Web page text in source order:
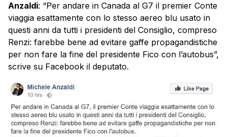
Anzaldi: “Per andare in Canada al G7 il premier Conte
viaggia esattamente con lo stesso aereo blu usato in
questi anni da tutti i presidenti del Consiglio, compreso
Renzi: farebbe bene ad evitare gaffe propagandistiche
per non fare la fine del presidente Fico con l’autobus”,
scrive su Facebook il deputato.